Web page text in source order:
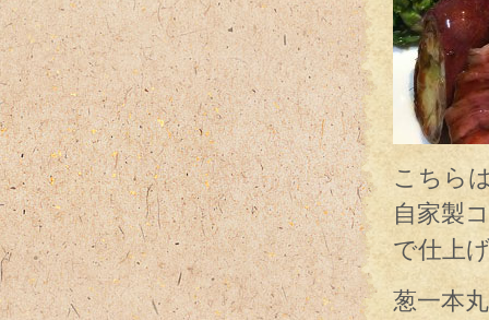
こちら
自家製
で仕上
葱一本